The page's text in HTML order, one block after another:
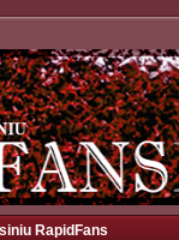
RapidFans